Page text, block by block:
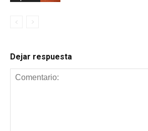
Dejar respuesta